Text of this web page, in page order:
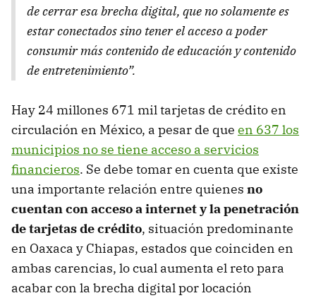
de cerrar esa brecha digital, que no solamente es
estar conectados sino tener el acceso a poder
consumir más contenido de educación y contenido
de entretenimiento”.
Hay 24 millones 671 mil tarjetas de crédito en
circulación en México, a pesar de que en 637 los
municipios no se tiene acceso a servicios
financieros. Se debe tomar en cuenta que existe
una importante relación entre quienes no
cuentan con acceso a internet y la penetración
de tarjetas de crédito, situación predominante
en Oaxaca y Chiapas, estados que coinciden en
ambas carencias, lo cual aumenta el reto para
acabar con la brecha digital por locación